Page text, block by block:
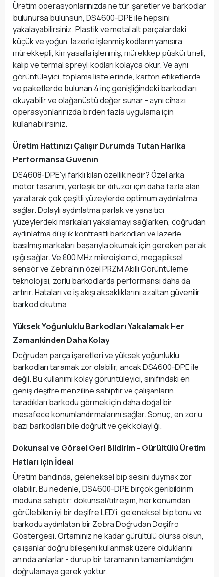
Üretim operasyonlarınızda ne tür işaretler ve barkodlar
bulunursa bulunsun, DS4600-DPE ile hepsini
yakalayabilirsiniz. Plastik ve metal alt parçalardaki
küçük ve yoğun, lazerle işlenmiş kodların yanısıra
mürekkepli, kimyasalla işlenmiş, mürekkep püskürtmeli,
kalıp ve termal spreyli kodları kolayca okur. Ve aynı
görüntüleyici, toplama listelerinde, karton etiketlerde
ve paketlerde bulunan 4 inç genişliğindeki barkodları
okuyabilir ve olağanüstü değer sunar - aynı cihazı
operasyonlarınızda birden fazla uygulama için
kullanabilirsiniz.
Üretim Hattınızı Çalışır Durumda Tutan Harika
Performansa Güvenin
DS4608-DPE'yi farklı kılan özellik nedir? Özel arka
motor tasarımı, yerleşik bir difüzör için daha fazla alan
yaratarak çok çeşitli yüzeylerde optimum aydınlatma
sağlar. Dolaylı aydınlatma parlak ve yansıtıcı
yüzeylerdeki markaları yakalamayı sağlarken, doğrudan
aydınlatma düşük kontrastlı barkodları ve lazerle
basılmış markaları başarıyla okumak için gereken parlak
ışığı sağlar. Ve 800 MHz mikroişlemci, megapiksel
sensör ve Zebra'nın özel PRZM Akıllı Görüntüleme
teknolojisi, zorlu barkodlarda performansı daha da
artırır. Hataları ve iş akışı aksaklıklarını azaltan güvenilir
barkod okutma
Yüksek Yoğunluklu Barkodları Yakalamak Her
Zamankinden Daha Kolay
Doğrudan parça işaretleri ve yüksek yoğunluklu
barkodları taramak zor olabilir, ancak DS4600-DPE ile
değil. Bu kullanımı kolay görüntüleyici, sınıfındaki en
geniş deşifre menziline sahiptir ve çalışanların
taradıkları barkodu görmek için daha doğal bir
mesafede konumlandırmalarını sağlar. Sonuç, en zorlu
bazı barkodları bile doğrult ve çek kolaylığı.
Dokunsal ve Görsel Geri Bildirim - Gürültülü Üretim
Hatları için İdeal
Üretim bandında, geleneksel bip sesini duymak zor
olabilir. Bu nedenle, DS4600-DPE birçok geribildirim
moduna sahiptir: dokunsal/titreşim, her konumdan
görülebilen iyi bir deşifre LED'i, geleneksel bip tonu ve
barkodu aydınlatan bir Zebra Doğrudan Deşifre
Göstergesi. Ortamınız ne kadar gürültülü olursa olsun,
çalışanlar doğru bileşeni kullanmak üzere olduklarını
anında anlarlar - durup bir taramanın tamamlandığını
doğrulamaya gerek yoktur.